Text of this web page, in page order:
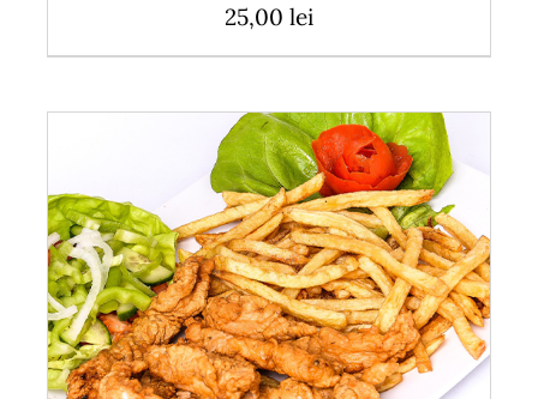
25,00 lei
ADAUGĂ ÎN COȘ / DETALII